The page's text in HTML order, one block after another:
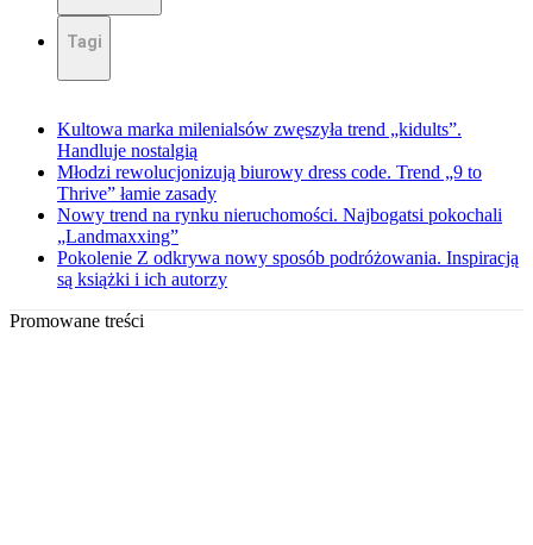
Tagi
Kultowa marka milenialsów zwęszyła trend „kidults”.
Handluje nostalgią
Młodzi rewolucjonizują biurowy dress code. Trend „9 to
Thrive” łamie zasady
Nowy trend na rynku nieruchomości. Najbogatsi pokochali
„Landmaxxing”
Pokolenie Z odkrywa nowy sposób podróżowania. Inspiracją
są książki i ich autorzy
Promowane treści